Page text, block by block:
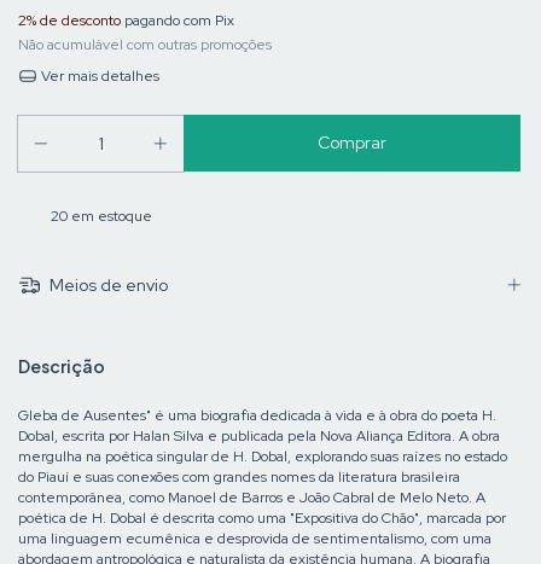
2% de desconto pagando com Pix
Não acumulável com outras promoções
Ver mais detalhes
20em estoque
Meios de envio
Descrição
Gleba de Ausentes" é uma biografia dedicada à vida e à obra do poeta H.
Dobal, escrita por Halan Silva e publicada pela Nova Aliança Editora. A obra
mergulha na poética singular de H. Dobal, explorando suas raízes no estado
do Piauí e suas conexões com grandes nomes da literatura brasileira
contemporânea, como Manoel de Barros e João Cabral de Melo Neto. A
poética de H. Dobal é descrita como uma "Expositiva do Chão", marcada por
uma linguagem ecumênica e desprovida de sentimentalismo, com uma
abordagem antropológica e naturalista da existência humana. A biografia